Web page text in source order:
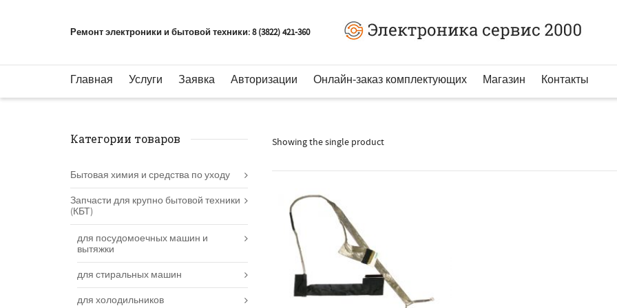
Ремонт электроники и бытовой техники: 8 (3822) 421-360
Главная Услуги Заявка Авторизации Онлайн-заказ комплектующих Магазин Контакты
Showing the single product
Категории товаров
Бытовая химия и средства по уходу
Запчасти для крупно бытовой техники
(КБТ)
для посудомоечных машин и
вытяжки
для стиральных машин
для холодильников